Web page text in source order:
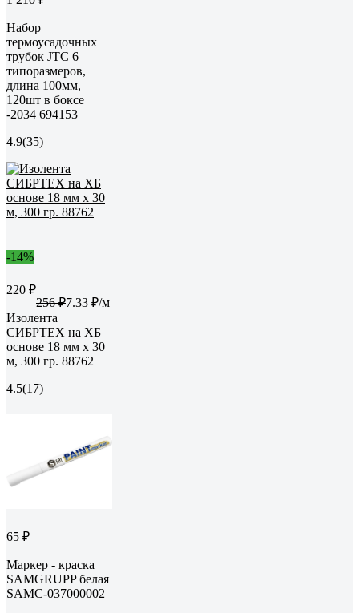
Набор
термоусадочных
трубок JTC 6
типоразмеров,
длина 100мм,
120шт в боксе
-2034 694153
4.9(35)
-14%
220 ₽
256 ₽7.33 ₽/м
Изолента
СИБРТЕХ на ХБ
основе 18 мм х 30
м, 300 гр. 88762
4.5(17)
65 ₽
Маркер - краска
SAMGRUPP белая
SAMC-037000002